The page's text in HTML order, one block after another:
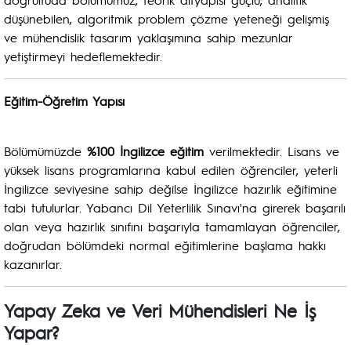
düşünebilen, algoritmik problem çözme yeteneği gelişmiş
ve mühendislik tasarım yaklaşımına sahip mezunlar
yetiştirmeyi hedeflemektedir.
Eğitim-Öğretim Yapısı
Bölümümüzde %100 İngilizce eğitim verilmektedir. Lisans ve
yüksek lisans programlarına kabul edilen öğrenciler, yeterli
İngilizce seviyesine sahip değilse İngilizce hazırlık eğitimine
tabi tutulurlar. Yabancı Dil Yeterlilik Sınavı'na girerek başarılı
olan veya hazırlık sınıfını başarıyla tamamlayan öğrenciler,
doğrudan bölümdeki normal eğitimlerine başlama hakkı
kazanırlar.
Yapay Zeka ve Veri Mühendisleri Ne İş
Yapar?